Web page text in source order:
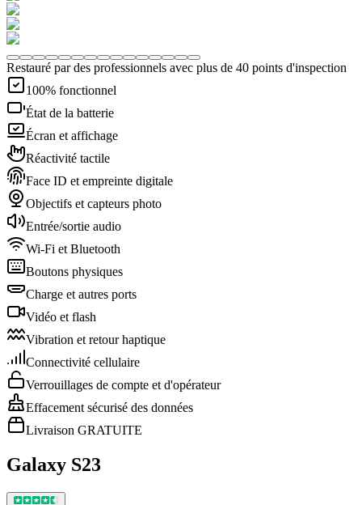
Restauré par des professionnels avec plus de 40 points d'inspection
100% fonctionnel
État de la batterie
Écran et affichage
Réactivité tactile
Face ID et empreinte digitale
Objectifs et capteurs photo
Entrée/sortie audio
Wi-Fi et Bluetooth
Boutons physiques
Charge et autres ports
Vidéo et flash
Vibration et retour haptique
Connectivité cellulaire
Verrouillages de compte et d'opérateur
Effacement sécurisé des données
Livraison GRATUITE
Galaxy S23